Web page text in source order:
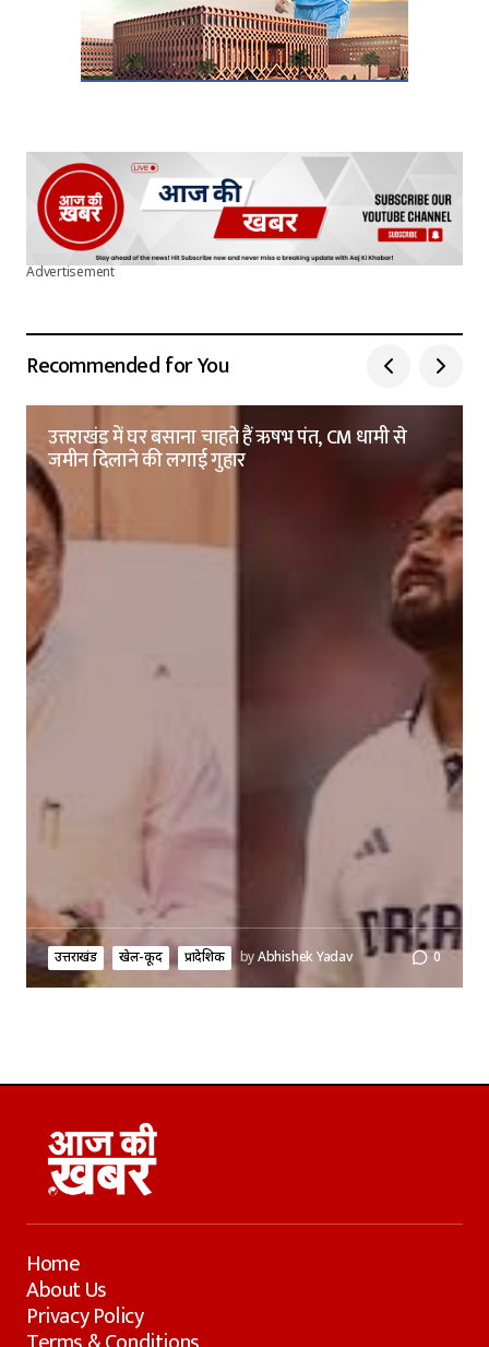
Advertisement
Recommended for You
उत्तराखंड में घर बसाना चाहते हैं ऋषभ पंत, CM धामी से
जमीन दिलाने की लगाई गुहार
उत्तराखंड खेल-कूद प्रादेशिक byAbhishek Yadav 0
Home
About Us
Privacy Policy